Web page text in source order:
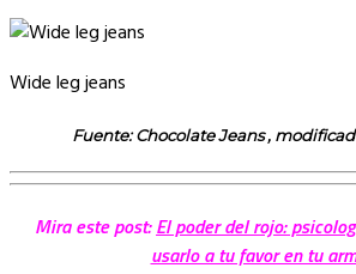
Wide leg jeans
Fuente: Chocolate Jeans ,
Mira este post:El poder del rojo:
usarlo a tu favor en tu